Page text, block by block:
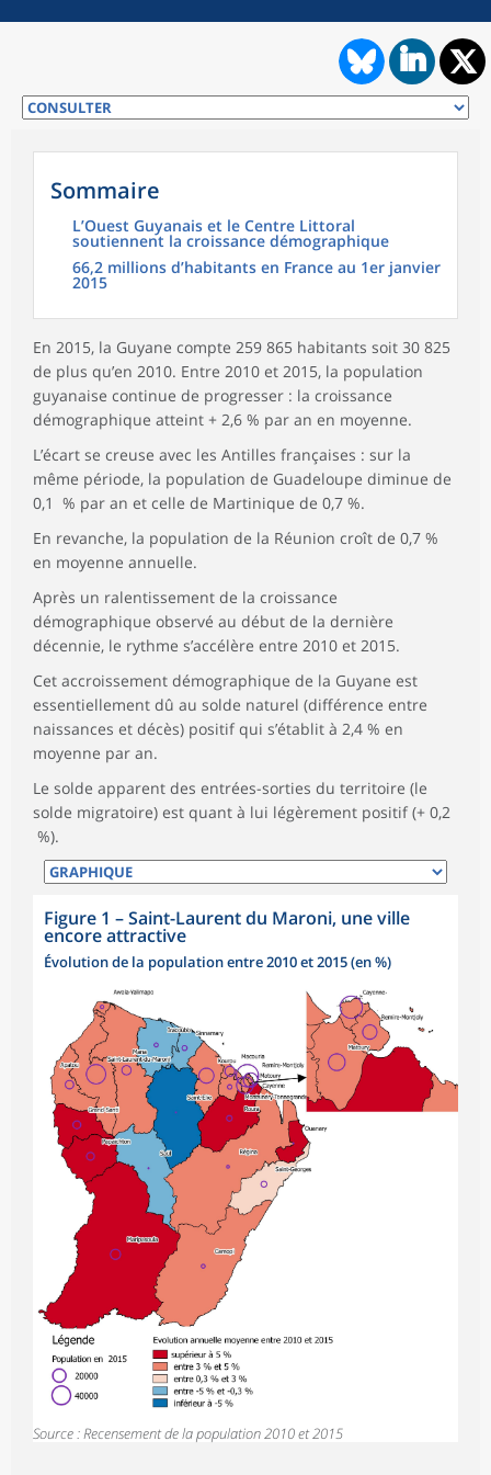
Sommaire
L’Ouest Guyanais et le Centre Littoral
soutiennent la croissance démographique
66,2 millions d’habitants en France au 1er janvier
2015
En 2015, la Guyane compte 259 865 habitants soit 30 825
de plus qu’en 2010. Entre 2010 et 2015, la population
guyanaise continue de progresser : la croissance
démographique atteint + 2,6 % par an en moyenne.
L’écart se creuse avec les Antilles françaises : sur la
même période, la population de Guadeloupe diminue de
0,1 % par an et celle de Martinique de 0,7 %.
En revanche, la population de la Réunion croît de 0,7 %
en moyenne annuelle.
Après un ralentissement de la croissance
démographique observé au début de la dernière
décennie, le rythme s’accélère entre 2010 et 2015.
Cet accroissement démographique de la Guyane est
essentiellement dû au solde naturel (différence entre
naissances et décès) positif qui s’établit à 2,4 % en
moyenne par an.
Le solde apparent des entrées-sorties du territoire (le
solde migratoire) est quant à lui légèrement positif (+ 0,2
%).
Figure 1 –Saint-Laurent du Maroni, une ville
encore attractive
Évolution de la population entre 2010 et 2015 (en %)
Source : Recensement de la population 2010 et 2015